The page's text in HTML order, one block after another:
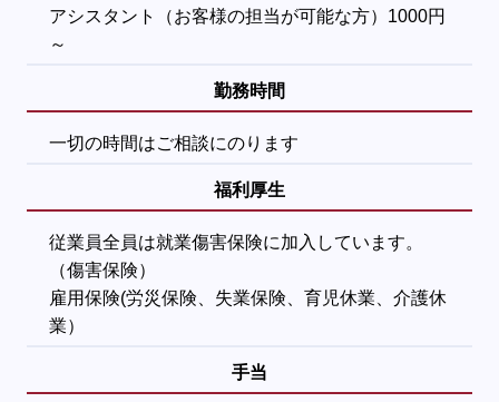
アシスタント（お客様の担当が可能な方）1000円
～
勤務時間
一切の時間はご相談にのります
福利厚生
従業員全員は就業傷害保険に加入しています。
（傷害保険）
雇用保険(労災保険、失業保険、育児休業、介護休
業）
手当